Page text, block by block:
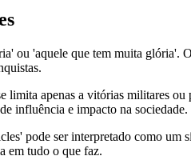
ou 'aquele que tem muita glória'.
limita apenas a vitórias militares
influência e impacto na sociedade.
pode ser interpretado como um
em tudo o que faz.